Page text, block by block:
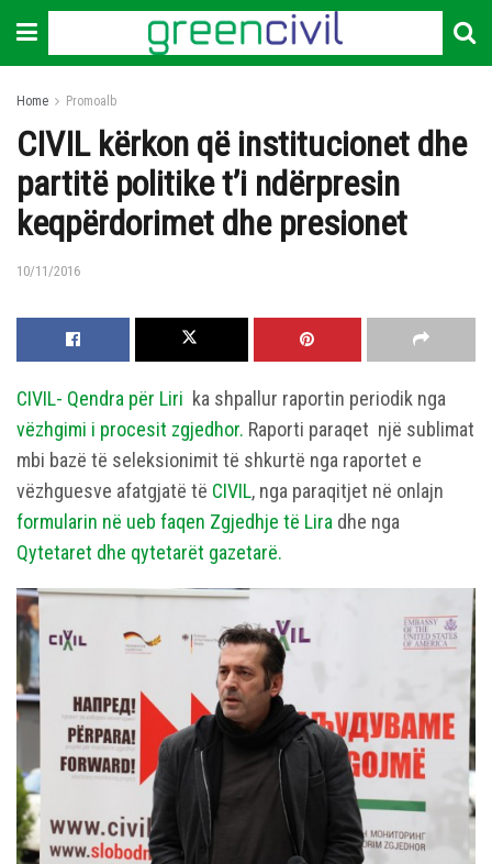
Home Promoalb
CIVIL kërkon që institucionet dhe
partitë politike t’i ndërpresin
keqpërdorimet dhe presionet
10/11/2016
CIVIL- Qendra për Liri ka shpallur raportin periodik nga
vëzhgimi i procesit zgjedhor. Raporti paraqet një sublimat
mbi bazë të seleksionimit të shkurtë nga raportet e
vëzhguesve afatgjatë të CIVIL, nga paraqitjet në onlajn
formularin në ueb faqen Zgjedhje të Lira dhe nga
Qytetaret dhe qytetarët gazetarë.